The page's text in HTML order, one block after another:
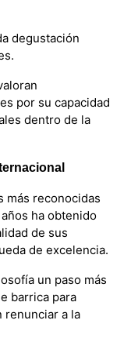
degustación
por su capacidad
dentro de la
más reconocidas
ha obtenido
de sus
de excelencia.
un paso más
barrica para
renunciar a la